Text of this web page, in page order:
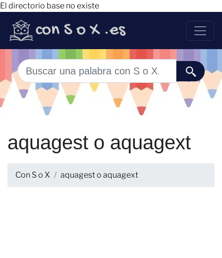
El directorio base no existe
aquagest o aquagext
Con S o X aquagest o aquagext